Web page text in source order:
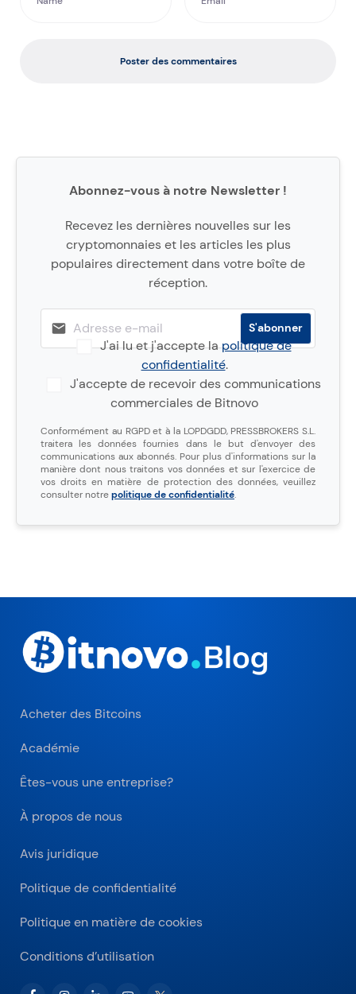
Poster des commentaires
Abonnez-vous à notre Newsletter !
Recevez les dernières nouvelles sur les
cryptomonnaies et les articles les plus
populaires directement dans votre boîte de
réception.
J'ai lu et j'accepte lapolitique de
confidentialité.
J'accepte de recevoir des communications
commerciales de Bitnovo
Conformément au RGPD et à la LOPDGDD, PRESSBROKERS S.L.
traitera les données fournies dans le but d'envoyer des
communications aux abonnés. Pour plus d'informations sur la
manière dont nous traitons vos données et sur l'exercice de
vos droits en matière de protection des données, veuillez
consulter notrepolitique de confidentialité.
Acheter des Bitcoins
Académie
Êtes-vous une entreprise?
À propos de nous
Avis juridique
Politique de confidentialité
Politique en matière de cookies
Conditions d’utilisation